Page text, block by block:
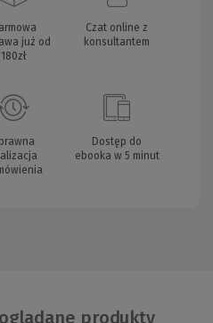
już od
180zł
Czat online z
konsultantem
Dostęp do
ebooka w 5 minut
produkty